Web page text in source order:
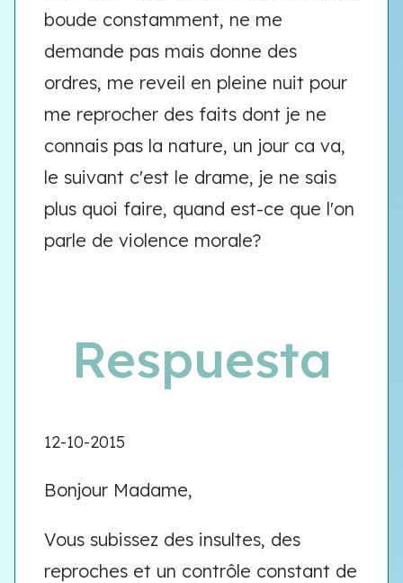
boude constamment, ne me
demande pas mais donne des
ordres, me reveil en pleine nuit pour
me reprocher des faits dont je ne
connais pas la nature, un jour ca va,
le suivant c'est le drame, je ne sais
plus quoi faire, quand est-ce que l'on
parle de violence morale?
Respuesta
12-10-2015
Bonjour Madame,
Vous subissez des insultes, des
reproches et un contrôle constant de